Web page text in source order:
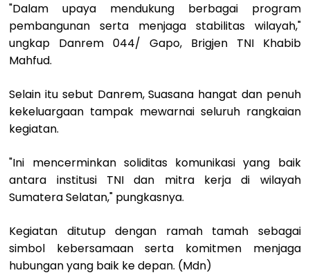
"Dalam upaya mendukung berbagai program
pembangunan serta menjaga stabilitas wilayah,"
ungkap Danrem 044/ Gapo, Brigjen TNI Khabib
Mahfud.
Selain itu sebut Danrem, Suasana hangat dan penuh
kekeluargaan tampak mewarnai seluruh rangkaian
kegiatan.
"Ini mencerminkan soliditas komunikasi yang baik
antara institusi TNI dan mitra kerja di wilayah
Sumatera Selatan," pungkasnya.
Kegiatan ditutup dengan ramah tamah sebagai
simbol kebersamaan serta komitmen menjaga
hubungan yang baik ke depan. (Mdn)